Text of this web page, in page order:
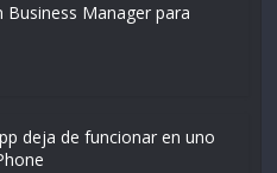
Business Manager para
deja de funcionar en uno